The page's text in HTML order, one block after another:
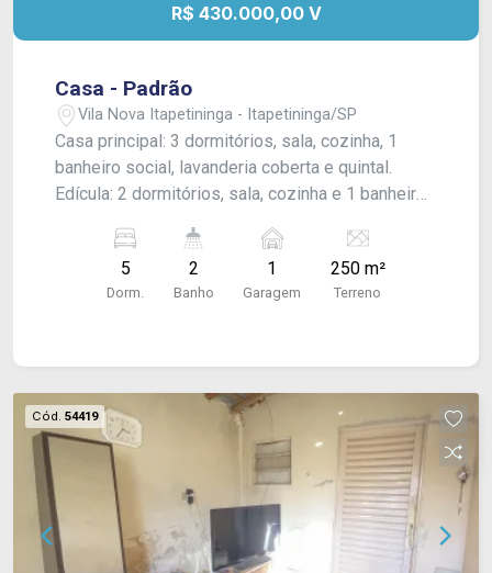
R$ 430.000,00 V
Casa - Padrão
Vila Nova Itapetininga - Itapetininga/SP
Casa principal: 3 dormitórios, sala, cozinha, 1
banheiro social, lavanderia coberta e quintal.
Edícula: 2 dormitórios, sala, cozinha e 1 banheiro
para mesas na fachada. Acabamento: laje e piso
5
Dorm.
2
Banho
1
Garagem
250 m²
Terreno
Cód. 54419